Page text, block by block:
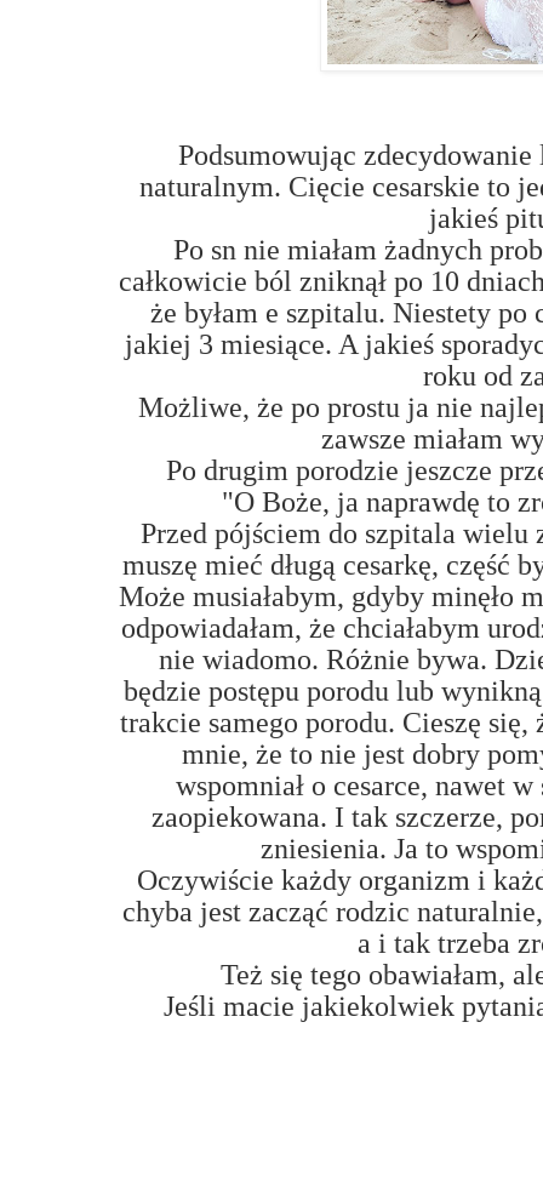
Podsumowując
naturalnym. Cięcie cesarskie to
jakieś
Po sn nie miałam żadnych
całkowicie ból zniknął po 10
że byłam e szpitalu. Niestety po
jakiej 3 miesiące. A jakieś
roku od
Możliwe, że po prostu ja nie
zawsze miałam
Po drugim porodzie jeszcze
"O Boże, ja naprawdę to
Przed pójściem do szpitala
muszę mieć długą cesarkę, część
Może musiałabym, gdyby minęło
odpowiadałam, że chciałabym
nie wiadomo. Różnie bywa.
będzie postępu porodu lub
trakcie samego porodu. Cieszę
mnie, że to nie jest dobry
wspomniał o cesarce, nawet
zaopiekowana. I tak szczerze,
zniesienia. Ja to
Oczywiście każdy organizm i
chyba jest zacząć rodzic
a i tak trzeba
Też się tego obawiałam,
Jeśli macie jakiekolwiek